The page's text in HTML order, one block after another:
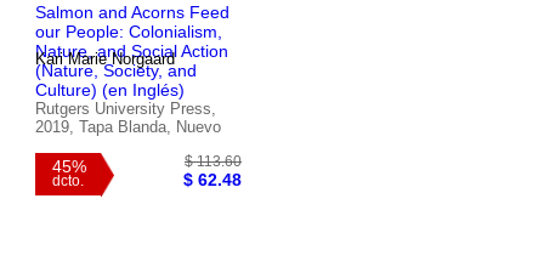
Salmon and Acorns Feed
our People: Colonialism,
Nature, and Social Action
(Nature, Society, and
Culture) (en Inglés)
Kari Marie Norgaard
Rutgers University Press,
2019, Tapa Blanda, Nuevo